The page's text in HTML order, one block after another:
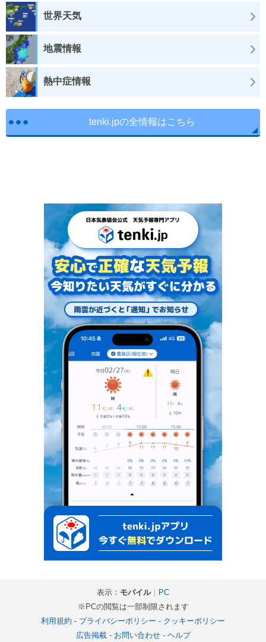
世界天気
地震情報
熱中症情報
tenki.jpの全情報はこちら
表示： モバイル｜ PC
※PCの閲覧は一部制限されます
利用規約 - プライバシーポリシー - クッキーポリシー
広告掲載- お問い合わせ- ヘルプ